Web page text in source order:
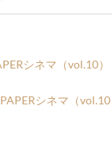
シネマ（vol.10
シネマ（